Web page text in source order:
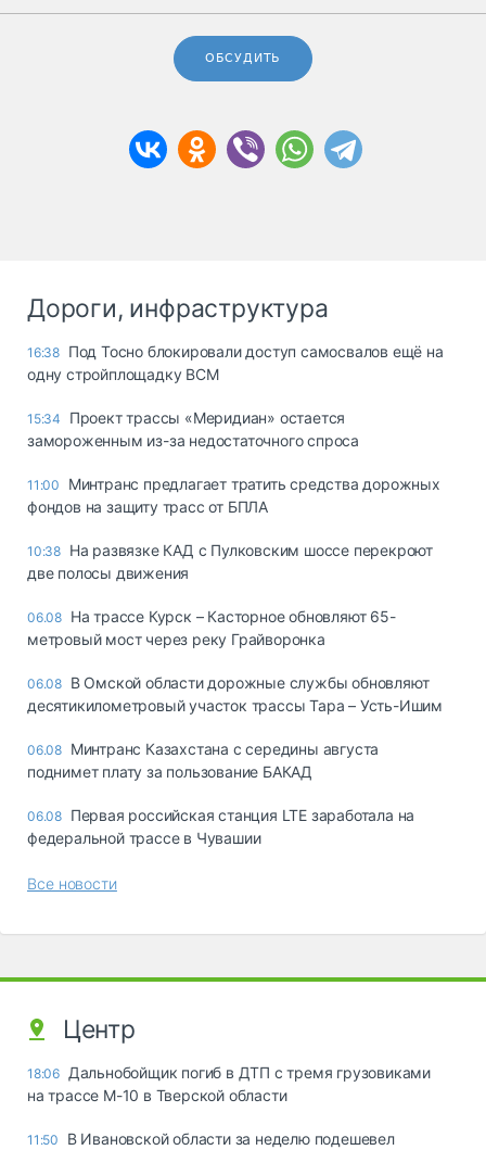
ОБСУДИТЬ
Дороги, инфраструктура
16:38 Под Тосно блокировали доступ самосвалов ещё на
одну стройплощадку ВСМ
15:34
Проект трассы «Меридиан» остается
замороженным из-за недостаточного спроса
11:00
Минтранс предлагает тратить средства дорожных
фондов на защиту трасс от БПЛА
10:38 На развязке КАД с Пулковским шоссе перекроют
две полосы движения
06.08 На трассе Курск – Касторное обновляют 65-
метровый мост через реку Грайворонка
06.08 В Омской области дорожные службы обновляют
десятикилометровый участок трассы Тара – Усть-Ишим
06.08 Минтранс Казахстана с середины августа
поднимет плату за пользование БАКАД
06.08 Первая российская станция LTE заработала на
федеральной трассе в Чувашии
Все новости
Центр
18:06 Дальнобойщик погиб в ДТП с тремя грузовиками
на трассе М-10 в Тверской области
11:50
В Ивановской области за неделю подешевел